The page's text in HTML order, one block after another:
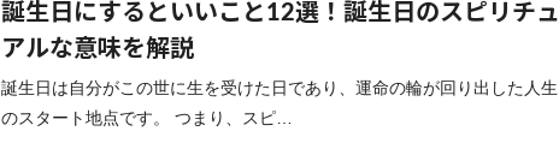
誕生日にするといいこと12選！誕生日のスピリチュ
アルな意味を解説
誕生日は自分がこの世に生を受けた日であり、運命の輪が回り出した人生
のスタート地点です。 つまり、スピ…